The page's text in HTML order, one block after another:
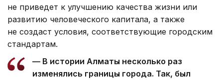
не приведет к улучшению качества жизни или
развитию человеческого капитала, а также
не создаст условия, соответствующие городским
стандартам.
— В истории Алматы несколько раз
изменялись границы города. Так, был